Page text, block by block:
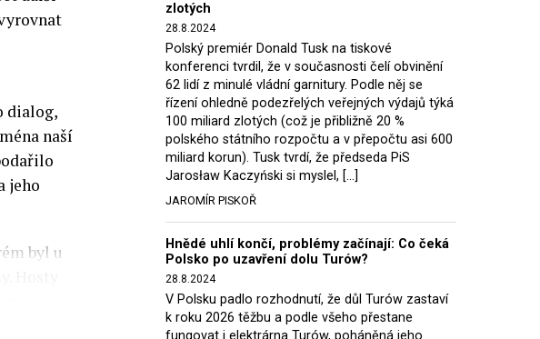
dialog,
naší
jeho
byl u
zlotých
28.8.2024
Polský premiér Donald Tusk na tiskové
konferenci tvrdil, že v současnosti čelí obvinění
62 lidí z minulé vládní garnitury. Podle něj se
řízení ohledně podezřelých veřejných výdajů týká
100 miliard zlotých (což je přibližně 20 %
polského státního rozpočtu a v přepočtu asi 600
miliard korun). Tusk tvrdí, že předseda PiS
Jarosław Kaczyński si myslel, […]
JAROMÍR PISKOŘ
Hnědé uhlí končí, problémy začínají: Co čeká
Polsko po uzavření dolu Turów?
28.8.2024
V Polsku padlo rozhodnutí, že důl Turów zastaví
k roku 2026 těžbu a podle všeho přestane
fungovat i elektrárna Turów, poháněná jeho